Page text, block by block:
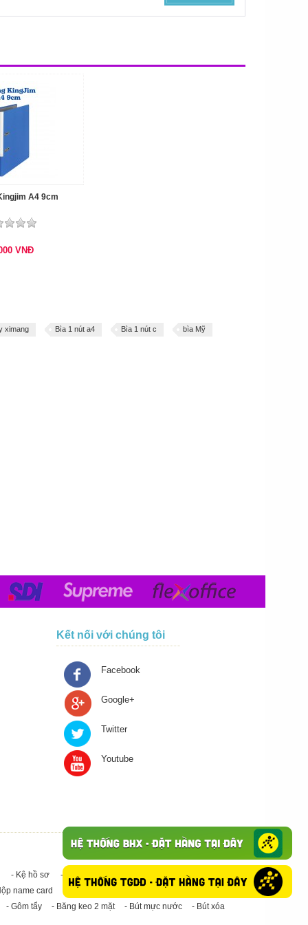
A4 9cm
VNĐ
ximang Bìa 1 nút a4 Bìa 1 nút c bìa Mỹ
Kết nối với chúng tôi
Facebook
Google+
Twitter
Youtube
- Kệ hồ sơ - Giấy in A4
- Băng keo trong - Băng keo đục
name card - Giấy in A3 - Giấy vệ sinh
- Keo Silicone
- Gôm tẩy - Băng keo 2 mặt - Bút mực nước - Bút xóa